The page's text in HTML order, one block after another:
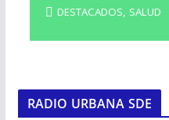
DESTACADOS, SALUD
RADIO URBANA SDE